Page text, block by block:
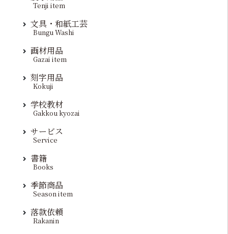
Tenji item
文具・和紙工芸
Bungu Washi
画材用品
Gazai item
刻字用品
Kokuji
学校教材
Gakkou kyozai
サービス
Service
書籍
Books
季節商品
Season item
落款依頼
Rakanin